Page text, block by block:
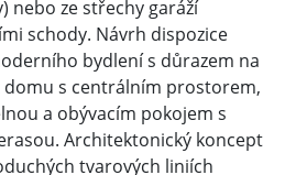
nebo ze střechy garáží
schody. Návrh dispozice
bydlení s důrazem na
domu s centrálním prostorem,
a obývacím pokojem s
Architektonický koncept
tvarových liniích